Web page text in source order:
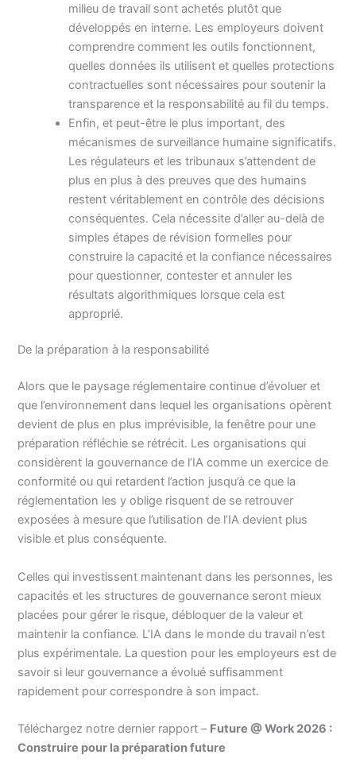
milieu de travail sont achetés plutôt que
développés en interne. Les employeurs doivent
comprendre comment les outils fonctionnent,
quelles données ils utilisent et quelles protections
contractuelles sont nécessaires pour soutenir la
transparence et la responsabilité au fil du temps.
Enfin, et peut-être le plus important, des
mécanismes de surveillance humaine significatifs.
Les régulateurs et les tribunaux s’attendent de
plus en plus à des preuves que des humains
restent véritablement en contrôle des décisions
conséquentes. Cela nécessite d’aller au-delà de
simples étapes de révision formelles pour
construire la capacité et la confiance nécessaires
pour questionner, contester et annuler les
résultats algorithmiques lorsque cela est
approprié.
De la préparation à la responsabilité
Alors que le paysage réglementaire continue d’évoluer et
que l’environnement dans lequel les organisations opèrent
devient de plus en plus imprévisible, la fenêtre pour une
préparation réfléchie se rétrécit. Les organisations qui
considèrent la gouvernance de l’IA comme un exercice de
conformité ou qui retardent l’action jusqu’à ce que la
réglementation les y oblige risquent de se retrouver
exposées à mesure que l’utilisation de l’IA devient plus
visible et plus conséquente.
Celles qui investissent maintenant dans les personnes, les
capacités et les structures de gouvernance seront mieux
placées pour gérer le risque, débloquer de la valeur et
maintenir la confiance. L’IA dans le monde du travail n’est
plus expérimentale. La question pour les employeurs est de
savoir si leur gouvernance a évolué suffisamment
rapidement pour correspondre à son impact.
Téléchargez notre dernier rapport – Future @ Work 2026 :
Construire pour la préparation future